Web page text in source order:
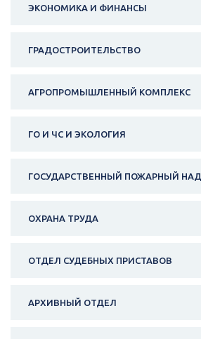
ЭКОНОМИКА И ФИНАНСЫ
ГРАДОСТРОИТЕЛЬСТВО
АГРОПРОМЫШЛЕННЫЙ КОМПЛЕКС
ГО И ЧС И ЭКОЛОГИЯ
ГОСУДАРСТВЕННЫЙ ПОЖАРНЫЙ
ОХРАНА ТРУДА
ОТДЕЛ СУДЕБНЫХ ПРИСТАВОВ
АРХИВНЫЙ ОТДЕЛ